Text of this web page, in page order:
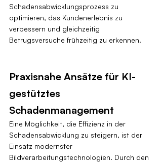
Schadensabwicklungsprozess zu
optimieren, das Kundenerlebnis zu
verbessern und gleichzeitig
Betrugsversuche frühzeitig zu erkennen.
Praxisnahe Ansätze für KI-
gestütztes
Schadenmanagement
Eine Möglichkeit, die Effizienz in der
Schadensabwicklung zu steigern, ist der
Einsatz modernster
Bildverarbeitungstechnologien. Durch den